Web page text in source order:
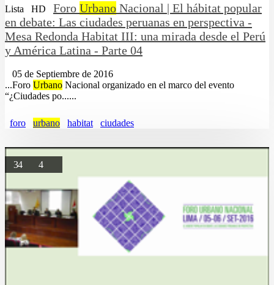
Lista HD Foro Urbano Nacional | El hábitat popular
en debate: Las ciudades peruanas en perspectiva -
Mesa Redonda Habitat III: una mirada desde el Perú
y América Latina - Parte 04
05 de Septiembre de 2016
...Foro Urbano Nacional organizado en el marco del evento
“¿Ciudades po......
foro urbano habitat ciudades
34 4